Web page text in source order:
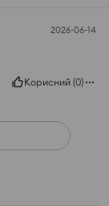
2026-06-14
Корисний (0)